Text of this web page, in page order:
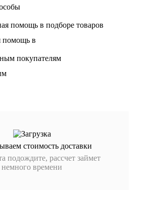
помощь в
стоимость доставки
подождите, рассчет займет
немного времени